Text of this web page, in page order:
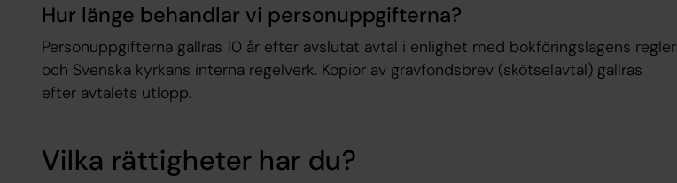
Hur länge behandlar vi personuppgifterna?
Personuppgifterna gallras 10 år efter avslutat avtal i enlighet med bokföringslagens regler
och Svenska kyrkans interna regelverk. Kopior av gravfondsbrev (skötselavtal) gallras
efter avtalets utlopp.
Vilka rättigheter har du?